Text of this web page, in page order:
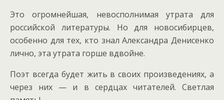
Это огромнейшая, невосполнимая утрата для
российской литературы. Но для новосибирцев,
особенно для тех, кто знал Александра Денисенко
лично, эта утрата горше вдвойне.
Поэт всегда будет жить в своих произведениях, а
через них — и в сердцах читателей. Светлая